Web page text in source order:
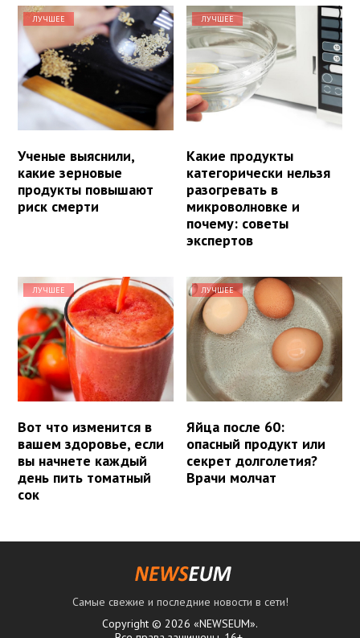
ЛУЧШЕЕ
Ученые выяснили,
какие зерновые
продукты повышают
риск смерти
ЛУЧШЕЕ
Какие продукты
категорически нельзя
разогревать в
микроволновке и
почему: советы
экспертов
ЛУЧШЕЕ
Вот что изменится в
вашем здоровье, если
вы начнете каждый
день пить томатный
сок
ЛУЧШЕЕ
Яйца после 60:
опасный продукт или
секрет долголетия?
Врачи молчат
Самые свежие и последние новости в сети!
Copyright © 2026 «NEWSEUM».